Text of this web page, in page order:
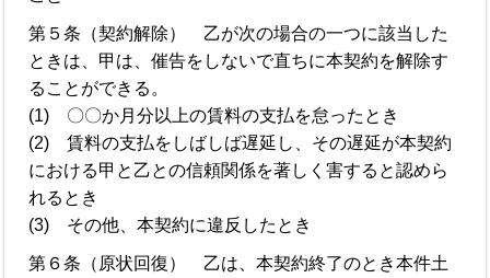
第５条（契約解除） 乙が次の場合の一つに該当した
ときは、甲は、催告をしないで直ちに本契約を解除す
ることができる。
(1) 〇〇か月分以上の賃料の支払を怠ったとき
(2) 賃料の支払をしばしば遅延し、その遅延が本契約
における甲と乙との信頼関係を著しく害すると認めら
れるとき
(3) その他、本契約に違反したとき
第６条（原状回復） 乙は、本契約終了のとき本件土